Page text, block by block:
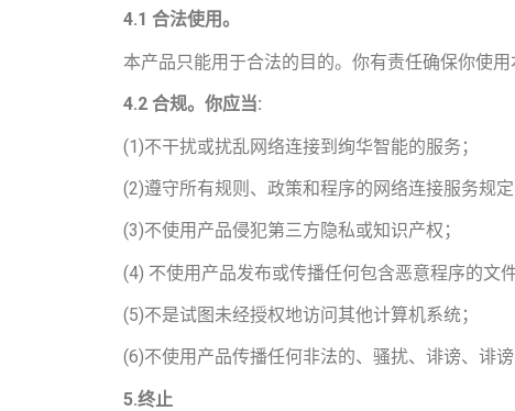
4.1 合法使用。
本产品只能用于合法的目的。你有责任确保你使
4.2 合规。你应当:
(1)不干扰或扰乱网络连接到绚华智能的服务；
(2)遵守所有规则、政策和程序的网络连接服务规定
(3)不使用产品侵犯第三方隐私或知识产权；
(4) 不使用产品发布或传播任何包含恶意程序的文件
(5)不是试图未经授权地访问其他计算机系统；
(6)不使用产品传播任何非法的、骚扰、诽谤、诽
5.终止